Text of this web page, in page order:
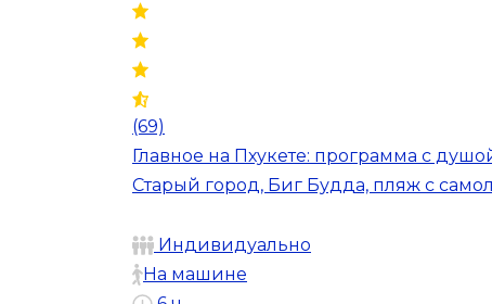
(69)
Главное на Пхукете: программа с
Старый город, Биг Будда, пляж с
Индивидуально
На машине